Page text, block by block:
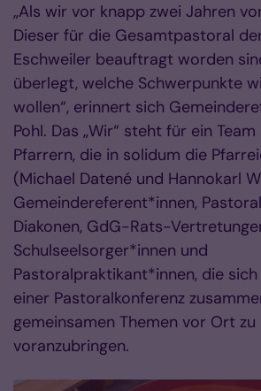
„Als wir vor knapp zwei Jahren
Dieser für die Gesamtpastoral
Eschweiler beauftragt worden
überlegt, welche Schwerpunkte
wollen“, erinnert sich
Pohl. Das „Wir“ steht für ein
Pfarrern, die in solidum die
(Michael Datené und Hannokarl
Gemeindereferent*innen,
Diakonen, GdG-Rats-
Schulseelsorger*innen und
Pastoralpraktikant*innen, die
einer Pastoralkonferenz
gemeinsamen Themen vor Ort
voranzubringen.